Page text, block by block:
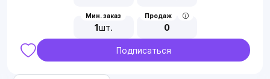
Мин. заказ
1шт.
Продаж
0
Подписаться